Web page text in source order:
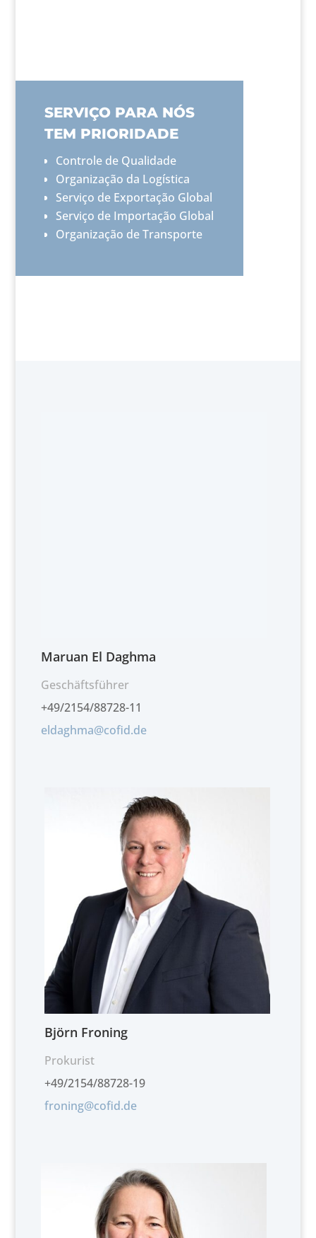
SERVIÇO PARA NÓS
TEM PRIORIDADE
Controle de Qualidade
Organização da Logística
Serviço de Exportação Global
Serviço de Importação Global
Organização de Transporte
Maruan El Daghma
Geschäftsführer
+49/2154/88728-11
eldaghma@cofid.de
Björn Froning
Prokurist
+49/2154/88728-19
froning@cofid.de